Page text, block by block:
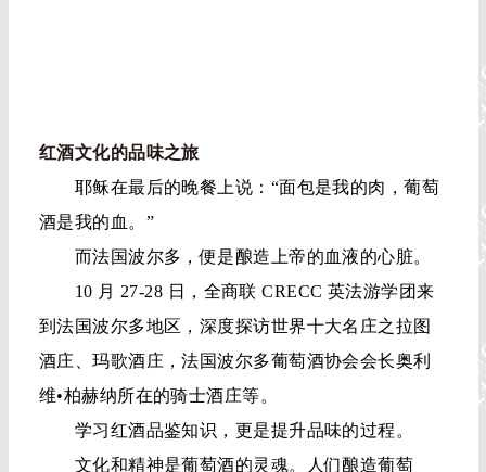
红酒文化的品味之旅
耶稣在最后的晚餐上说：“面包是我的肉，葡萄